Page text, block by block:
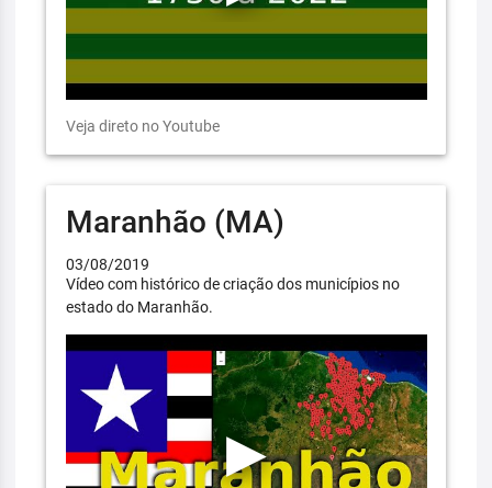
Veja direto no Youtube
Maranhão (MA)
03/08/2019
Vídeo com histórico de criação dos municípios no
estado do Maranhão.